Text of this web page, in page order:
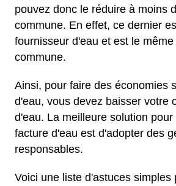
pouvez donc le réduire à moins
commune. En effet, ce dernier
fournisseur d'eau et est le
commune.
Ainsi, pour faire des économies
d'eau, vous devez baisser votre
d'eau. La meilleure solution
facture d'eau est d'adopter des
responsables.
Voici une liste d'astuces simples